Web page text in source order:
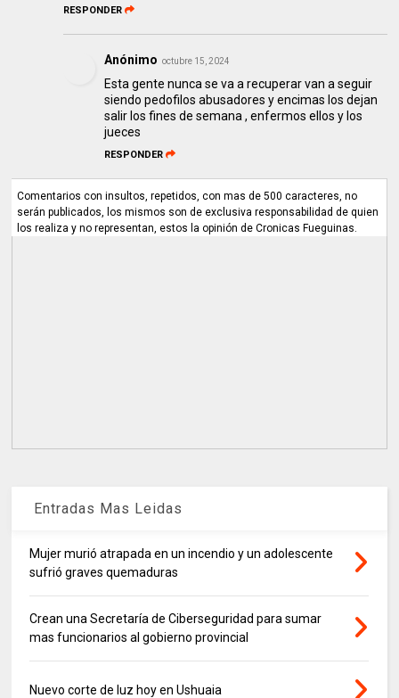
RESPONDER
Anónimo octubre 15, 2024
Esta gente nunca se va a recuperar van a seguir
siendo pedofilos abusadores y encimas los dejan
salir los fines de semana , enfermos ellos y los
jueces
RESPONDER
Comentarios con insultos, repetidos, con mas de 500 caracteres, no
serán publicados, los mismos son de exclusiva responsabilidad de quien
los realiza y no representan, estos la opinión de Cronicas Fueguinas.
Entradas Mas Leidas
Mujer murió atrapada en un incendio y un adolescente
sufrió graves quemaduras
Crean una Secretaría de Ciberseguridad para sumar
mas funcionarios al gobierno provincial
Nuevo corte de luz hoy en Ushuaia